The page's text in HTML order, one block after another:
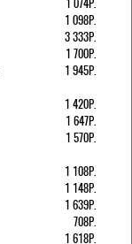
1 098Р.
3 333Р.
1 700Р.
1 945Р.
1 420Р.
1 647Р.
1 570Р.
1 108Р.
1 148Р.
1 639Р.
708Р.
1 618Р.